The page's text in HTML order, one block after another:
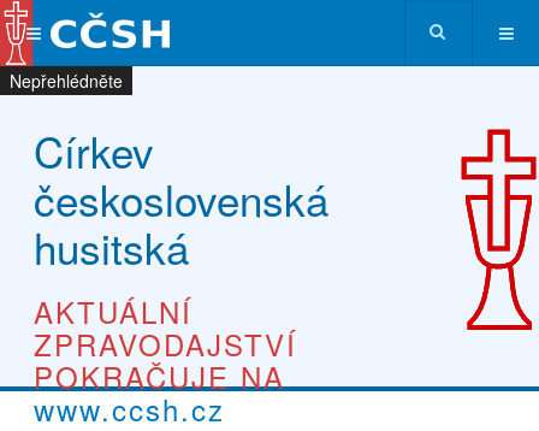
Církev
československá
husitská
AKTUÁLNÍ
ZPRAVODAJSTVÍ
POKRAČUJE NA
www.ccsh.cz
Nepřehlédněte
Nepřehlédněte
Nepřehlédněte
Nepřehlédněte